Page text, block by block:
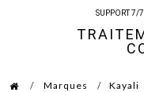
SUPPORT 7/
Marques Kayali